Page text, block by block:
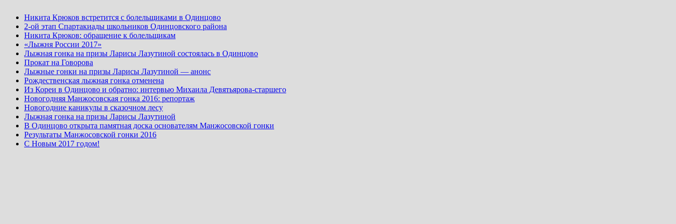
Никита Крюков встретится с болельщиками в Одинцово
2-ой этап Спартакиады школьников Одинцовского района
Никита Крюков: обращение к болельщикам
«Лыжня России 2017»
Лыжная гонка на призы Ларисы Лазутиной состоялась в Одинцово
Прокат на Говорова
Лыжные гонки на призы Ларисы Лазутиной — анонс
Рождественская лыжная гонка отменена
Из Кореи в Одинцово и обратно: интервью Михаила Девятьярова-старшего
Новогодняя Манжосовская гонка 2016: репортаж
Новогодние каникулы в сказочном лесу
Лыжная гонка на призы Ларисы Лазутиной
В Одинцово открыта памятная доска основателям Манжосовской гонки
Результаты Манжосовской гонки 2016
С Новым 2017 годом!